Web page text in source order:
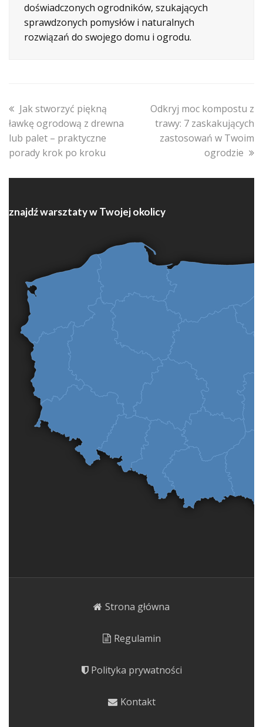
doświadczonych ogrodników, szukających
sprawdzonych pomysłów i naturalnych
rozwiązań do swojego domu i ogrodu.
previous
post:
Jak stworzyć piękną
ławkę ogrodową z drewna
lub palet – praktyczne
porady krok po kroku
next
post:
Odkryj moc kompostu z
trawy: 7 zaskakujących
zastosowań w Twoim
ogrodzie
znajdź warsztaty w Twojej okolicy
Strona główna
Regulamin
Polityka prywatności
Kontakt